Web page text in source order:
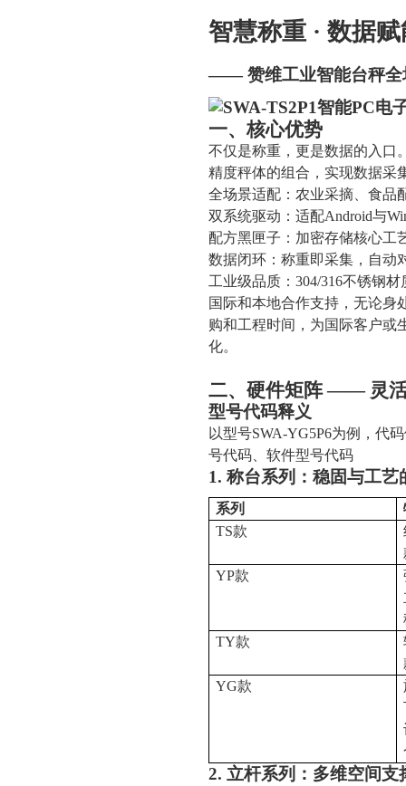
智慧称重 · 数据
—— 赞维工业智能台秤全
一、核心优势
不仅是称重，更是数据的入口
精度秤体的组合，实现数据采
全场景适配：农业采摘、食品
双系统驱动：适配Android与
配方黑匣子：加密存储核心工
数据闭环：称重即采集，自动
工业级品质：304/316不锈钢
国际和本地合作支持，无论身
购和工程时间，为国际客户或
化。
二、硬件矩阵 —— 灵
型号代码释义
以型号SWA-YG5P6为例，代
号代码、软件型号代码
1. 称台系列：稳固与工艺
系列
TS款
YP款
TY款
YG款
2. 立杆系列：多维空间支